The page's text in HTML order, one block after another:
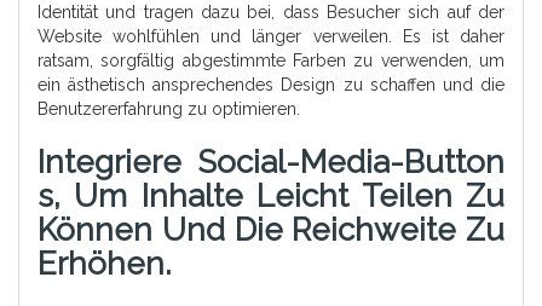
Identität und tragen dazu bei, dass Besucher sich auf der
Website wohlfühlen und länger verweilen. Es ist daher
ratsam, sorgfältig abgestimmte Farben zu verwenden, um
ein ästhetisch ansprechendes Design zu schaffen und die
Benutzererfahrung zu optimieren.
Integriere Social-Media-Button
S, Um Inhalte Leicht Teilen Zu
Können Und Die Reichweite Zu
Erhöhen.